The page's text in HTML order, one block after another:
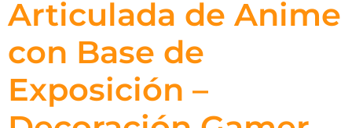
Articulada de Anime
con Base de
Exposición –